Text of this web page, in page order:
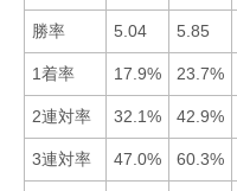
勝率 5.04 5.85
1着率 17.9% 23.7%
2連対率 32.1% 42.9%
3連対率 47.0% 60.3%